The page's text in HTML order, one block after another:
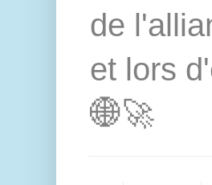
de
et lors
🌐🚀